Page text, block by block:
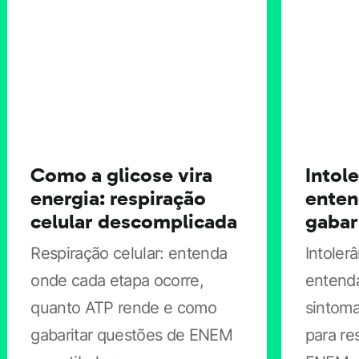
Como a glicose vira
energia: respiração
celular descomplicada
Respiração celular: entenda
onde cada etapa ocorre,
quanto ATP rende e como
gabaritar questões de ENEM
para